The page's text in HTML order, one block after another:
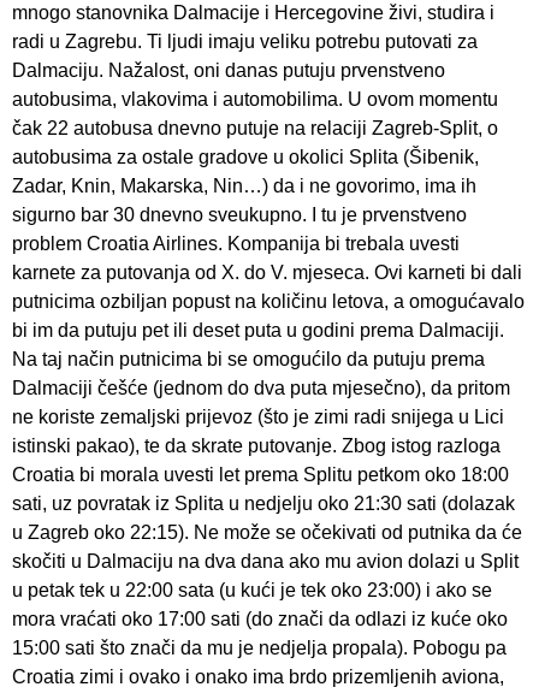
mnogo stanovnika Dalmacije i Hercegovine živi, studira i
radi u Zagrebu. Ti ljudi imaju veliku potrebu putovati za
Dalmaciju. Nažalost, oni danas putuju prvenstveno
autobusima, vlakovima i automobilima. U ovom momentu
čak 22 autobusa dnevno putuje na relaciji Zagreb-Split, o
autobusima za ostale gradove u okolici Splita (Šibenik,
Zadar, Knin, Makarska, Nin…) da i ne govorimo, ima ih
sigurno bar 30 dnevno sveukupno. I tu je prvenstveno
problem Croatia Airlines. Kompanija bi trebala uvesti
karnete za putovanja od X. do V. mjeseca. Ovi karneti bi dali
putnicima ozbiljan popust na količinu letova, a omogućavalo
bi im da putuju pet ili deset puta u godini prema Dalmaciji.
Na taj način putnicima bi se omogućilo da putuju prema
Dalmaciji češće (jednom do dva puta mjesečno), da pritom
ne koriste zemaljski prijevoz (što je zimi radi snijega u Lici
istinski pakao), te da skrate putovanje. Zbog istog razloga
Croatia bi morala uvesti let prema Splitu petkom oko 18:00
sati, uz povratak iz Splita u nedjelju oko 21:30 sati (dolazak
u Zagreb oko 22:15). Ne može se očekivati od putnika da će
skočiti u Dalmaciju na dva dana ako mu avion dolazi u Split
u petak tek u 22:00 sata (u kući je tek oko 23:00) i ako se
mora vraćati oko 17:00 sati (do znači da odlazi iz kuće oko
15:00 sati što znači da mu je nedjelja propala). Pobogu pa
Croatia zimi i ovako i onako ima brdo prizemljenih aviona,